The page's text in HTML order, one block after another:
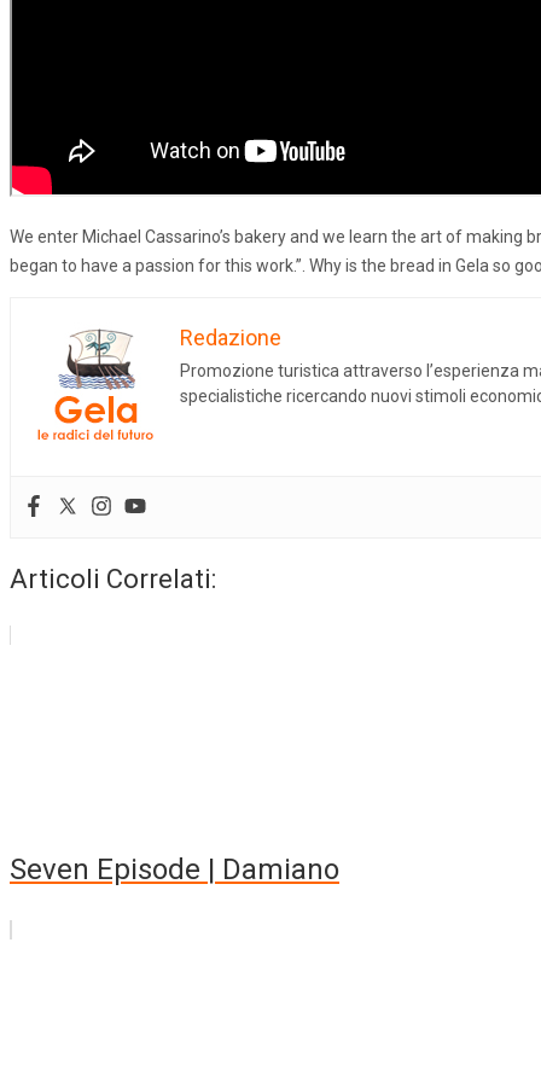
We enter Michael Cassarino’s bakery and we learn the art of making
began to have a passion for this work.”. Why is the bread in Gela so
Redazione
Promozione turistica attraverso l’esperienza
specialistiche ricercando nuovi stimoli
Articoli Correlati:
Seven Episode | Damiano